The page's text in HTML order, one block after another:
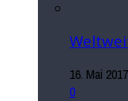
16. Mai 2017
0